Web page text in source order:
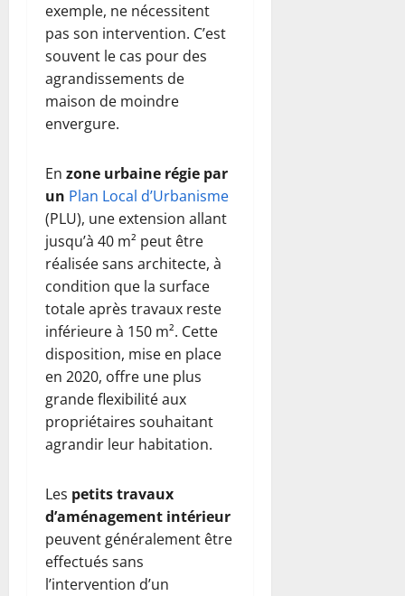
exemple, ne nécessitent
pas son intervention. C’est
souvent le cas pour des
agrandissements de
maison de moindre
envergure.
En zone urbaine régie par
un Plan Local d’Urbanisme
(PLU), une extension allant
jusqu’à 40 m² peut être
réalisée sans architecte, à
condition que la surface
totale après travaux reste
inférieure à 150 m². Cette
disposition, mise en place
en 2020, offre une plus
grande flexibilité aux
propriétaires souhaitant
agrandir leur habitation.
Les petits travaux
d’aménagement intérieur
peuvent généralement être
effectués sans
l’intervention d’un